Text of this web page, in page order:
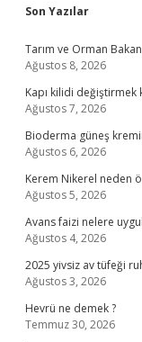
Sidebar
Son Yazılar
Tarım ve Orman
Ağustos 8, 2026
Kapı kilidi değiştirmek
Ağustos 7, 2026
Bioderma güneş
Ağustos 6, 2026
Kerem Nikerel neden
Ağustos 5, 2026
Avans faizi nelere
Ağustos 4, 2026
2025 yivsiz av tüfeği
Ağustos 3, 2026
Hevrü ne demek ?
Temmuz 30, 2026